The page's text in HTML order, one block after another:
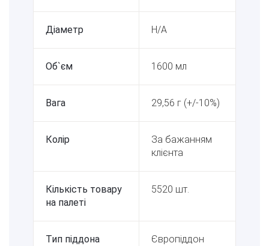
Діаметр Н/А
Об`єм 1600 мл
Вага 29,56 г (+/-10%)
Колір
За бажанням
клієнта
Кількість товару
на палеті
5520 шт.
Тип піддона Європіддон